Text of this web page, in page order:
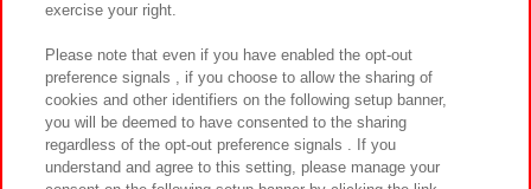
お取引先さまとともに
カスタマーハラスメント対応方針 よくあるご質問・お問い合わせ
exercise your right.
Please note that even if you have enabled the opt-out
preference signals , if you choose to allow the sharing of
cookies and other identifiers on the following setup banner,
you will be deemed to have consented to the sharing
regardless of the opt-out preference signals . If you
understand and agree to this setting, please manage your